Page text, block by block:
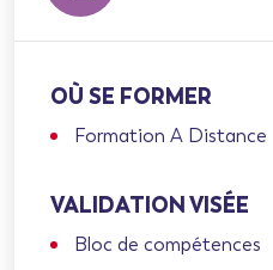
OÙ SE FORMER
Formation A Distance
VALIDATION VISÉE
Bloc de compétences